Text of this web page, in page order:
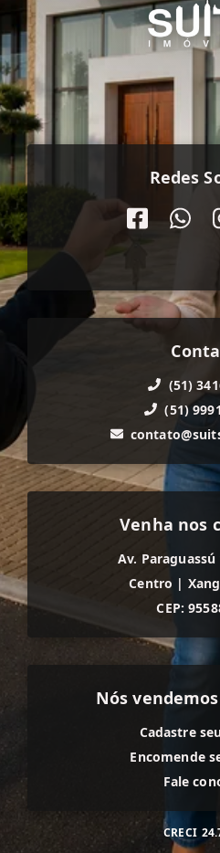
Redes
(51)
(51)
Venha nos
Av. Paraguassú
Centro |
CEP:
Nós
Cadastre
Encomende
Fale
CRECI